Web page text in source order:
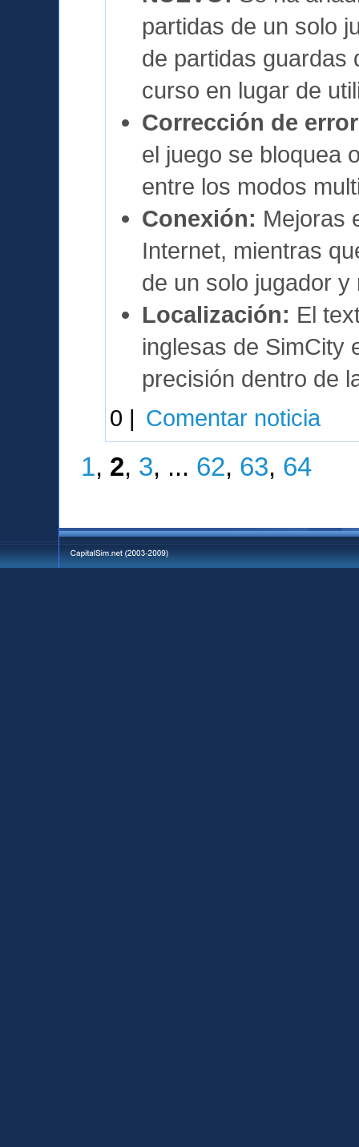
partidas de un solo
de partidas guardas
curso en lugar de
Corrección de
el juego se bloquea
entre los modos
Conexión: Mejoras
Internet, mientras
de un solo jugador y
Localización: El
inglesas de SimCity
precisión dentro de
0 | Comentar noticia
1, 2, 3, ... 62, 63, 64